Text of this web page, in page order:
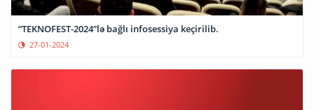
“TEKNOFEST-2024”lə bağlı infosessiya keçirilib.
27-01-2024